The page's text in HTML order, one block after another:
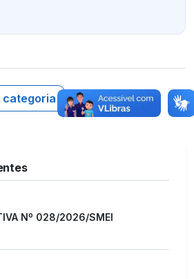
categoria
Nº 028/2026/SMEI